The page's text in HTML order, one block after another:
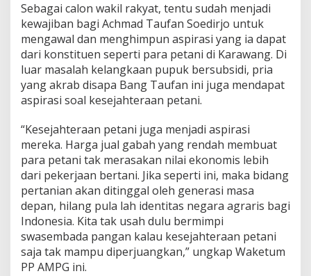
Sebagai calon wakil rakyat, tentu sudah menjadi
kewajiban bagi Achmad Taufan Soedirjo untuk
mengawal dan menghimpun aspirasi yang ia dapat
dari konstituen seperti para petani di Karawang. Di
luar masalah kelangkaan pupuk bersubsidi, pria
yang akrab disapa Bang Taufan ini juga mendapat
aspirasi soal kesejahteraan petani.
“Kesejahteraan petani juga menjadi aspirasi
mereka. Harga jual gabah yang rendah membuat
para petani tak merasakan nilai ekonomis lebih
dari pekerjaan bertani. Jika seperti ini, maka bidang
pertanian akan ditinggal oleh generasi masa
depan, hilang pula lah identitas negara agraris bagi
Indonesia. Kita tak usah dulu bermimpi
swasembada pangan kalau kesejahteraan petani
saja tak mampu diperjuangkan,” ungkap Waketum
PP AMPG ini.